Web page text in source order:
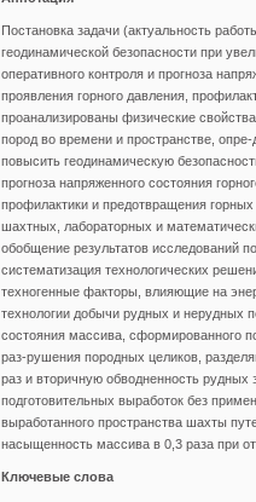
Постановка задачи (актуальность
геодинамической безопасности при
оперативного контроля и прогноза
проявления горного давления,
проанализированы физические
пород во времени и пространстве,
повысить геодинамическую
прогноза напряженного состояния
профилактики и предотвращения
шахтных, лабораторных и
обобщение результатов исследований
систематизация технологических
техногенные факторы, влияющие на
технологии добычи рудных и нерудных
состояния массива, сформированного
раз-рушения породных целиков,
раз и вторичную обводненность
подготовительных выработок без
выработанного пространства шахты
насыщенность массива в 0,3 раза при
Ключевые слова